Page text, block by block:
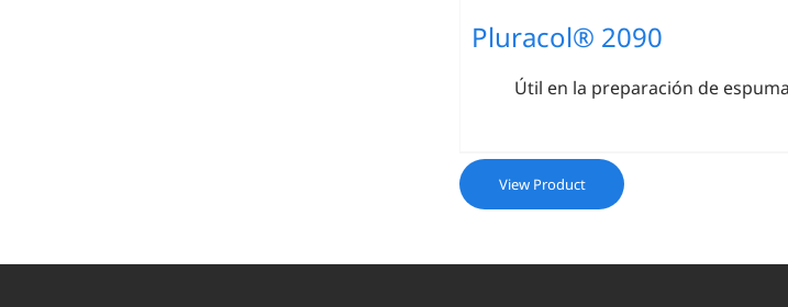
Pluracol® 2090
Útil en la preparación de
View Product